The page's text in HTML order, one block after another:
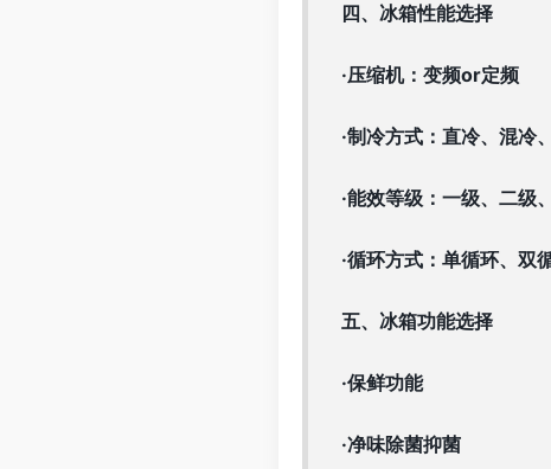
四、冰箱性能选择
·压缩机：变频or定频
·制冷方式：直冷、混冷
·能效等级：一级、二级
·循环方式：单循环、双
五、冰箱功能选择
·保鲜功能
·净味除菌抑菌